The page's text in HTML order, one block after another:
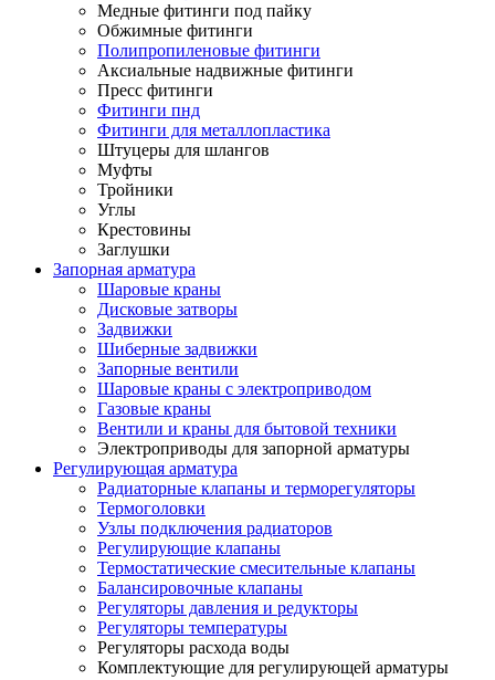
Медные фитинги под пайку
Обжимные фитинги
Полипропиленовые фитинги
Аксиальные надвижные фитинги
Пресс фитинги
Фитинги пнд
Фитинги для металлопластика
Штуцеры для шлангов
Муфты
Тройники
Углы
Крестовины
Заглушки
Запорная арматура
Шаровые краны
Дисковые затворы
Задвижки
Шиберные задвижки
Запорные вентили
Шаровые краны с электроприводом
Газовые краны
Вентили и краны для бытовой техники
Электроприводы для запорной арматуры
Регулирующая арматура
Радиаторные клапаны и терморегуляторы
Термоголовки
Узлы подключения радиаторов
Регулирующие клапаны
Термостатические смесительные клапаны
Балансировочные клапаны
Регуляторы давления и редукторы
Регуляторы температуры
Регуляторы расхода воды
Комплектующие для регулирующей арматуры